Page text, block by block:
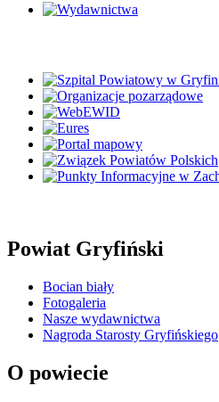
Powiat Gryfiński
Bocian biały
Fotogaleria
Nasze wydawnictwa
Nagroda Starosty Gryfińskiego
O powiecie